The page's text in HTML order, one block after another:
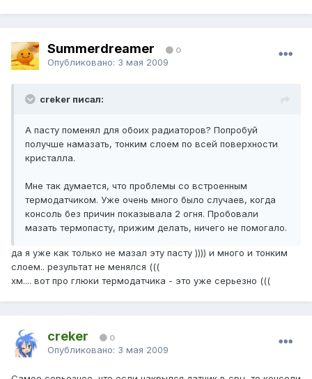
Summerdreamer 0
Опубликовано: 3 мая 2009
creker писал:
А пасту поменял для обоих радиаторов? Попробуй
получше намазать, тонким слоем по всей поверхности
кристалла.
Мне так думается, что проблемы со встроенным
термодатчиком. Уже очень много было случаев, когда
консоль без причин показывала 2 огня. Пробовали
мазать термопасту, прижим делать, ничего не помогало.
да я уже как только не мазал эту пасту )))) и много и тонким
слоем.. результат не менялся (((
хм.... вот про глюки термодатчика - это уже серьезно (((
creker 0
Опубликовано: 3 мая 2009